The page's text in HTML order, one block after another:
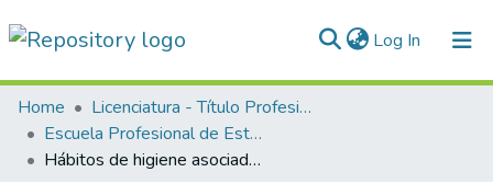
Log In (current)
Communities & Collections
All of DSpace
Home
Licenciatura - Título Profesional
Escuela Profesional de Estomatología
Hábitos de higiene asociados a caries dental en los primeros molares permanentes y nivel de higiene oral en escolares Pachachaca Abancay 2018